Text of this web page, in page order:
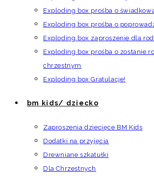
Exploding box prośba o
Exploding box prośba o
Exploding box zaproszenie dla
Exploding box prośba o zostanie
chrzestnym
Exploding box Gratulacje!
bm kids/ dziecko
Zaproszenia dziecięce BM Kids
Dodatki na przyjęcia
Drewniane szkatułki
Dla Chrzestnych